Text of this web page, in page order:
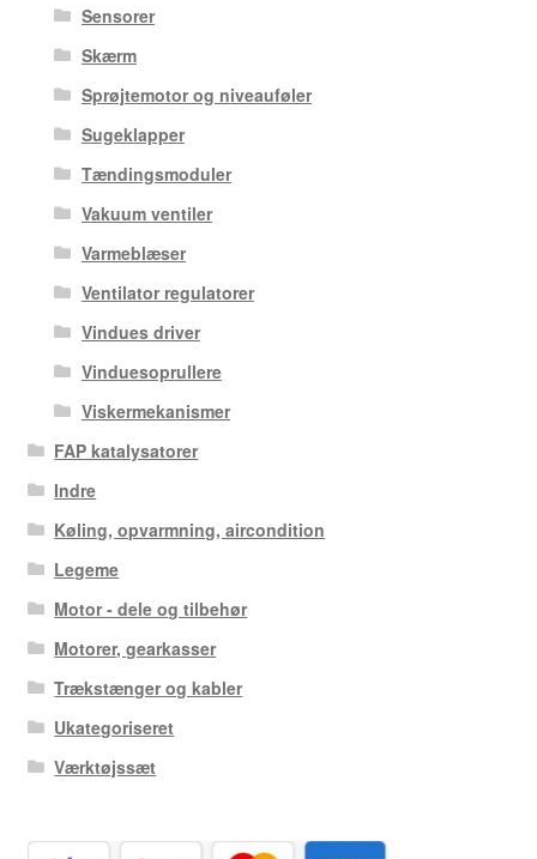
Sensorer
Skærm
Sprøjtemotor og niveauføler
Sugeklapper
Tændingsmoduler
Vakuum ventiler
Varmeblæser
Ventilator regulatorer
Vindues driver
Vinduesoprullere
Viskermekanismer
FAP katalysatorer
Indre
Køling, opvarmning, aircondition
Legeme
Motor - dele og tilbehør
Motorer, gearkasser
Trækstænger og kabler
Ukategoriseret
Værktøjssæt